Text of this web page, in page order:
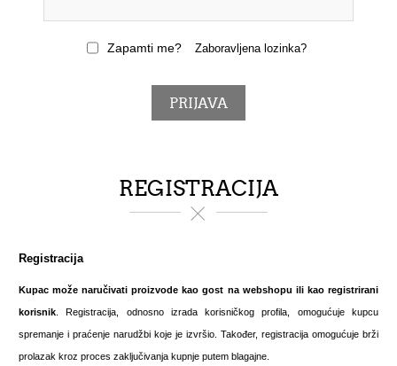
Zapamti me? Zaboravljena lozinka?
REGISTRACIJA
Registracija
Kupac može naručivati proizvode kao gost na webshopu ili kao registrirani
korisnik . Registracija, odnosno izrada korisničkog profila, omogućuje kupcu
spremanje i praćenje narudžbi koje je izvršio. Također, registracija omogućuje brži
prolazak kroz proces zaključivanja kupnje putem blagajne.